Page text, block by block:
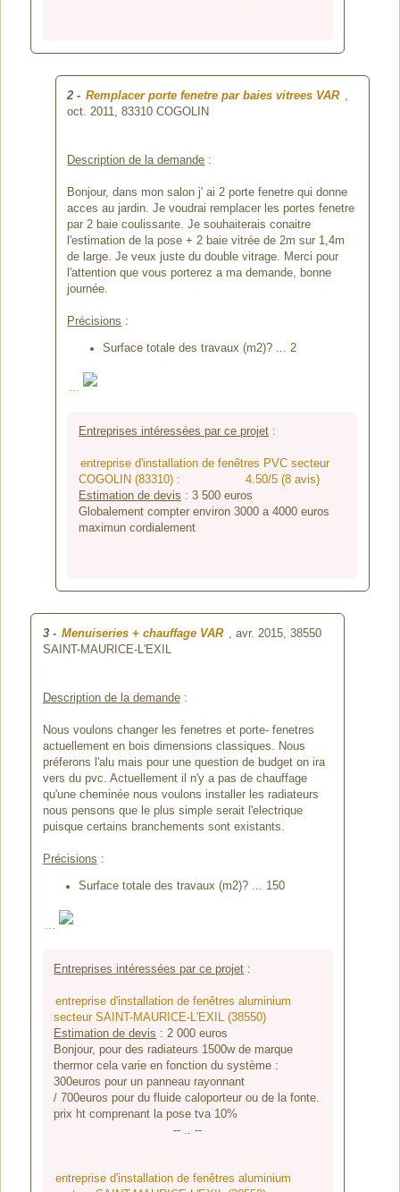
2 - Remplacer porte fenetre par baies vitrees VAR ,
oct. 2011,83310 COGOLIN
Description de la demande :
Bonjour, dans mon salon j' ai 2 porte fenetre qui donne
acces au jardin. Je voudrai remplacer les portes fenetre
par 2 baie coulissante. Je souhaiterais conaitre
l'estimation de la pose + 2 baie vitrée de 2m sur 1,4m
de large. Je veux juste du double vitrage. Merci pour
l'attention que vous porterez a ma demande, bonne
journée.
Précisions :
Surface totale des travaux (m2)? ... 2
...
Entreprises intéressées par ce projet:
entreprise d'installation de fenêtres PVC secteur
COGOLIN (83310) :
4.50/5 (8 avis)
Estimation de devis : 3 500euros
Globalement compter environ 3000 a 4000 euros
maximun cordialement
3- Menuiseries + chauffage VAR , avr. 2015, 38550
SAINT-MAURICE-L'EXIL
Description de la demande:
Nous voulons changer les fenetres et porte- fenetres
actuellement en bois dimensions classiques. Nous
préferons l'alu mais pour une question de budget on ira
vers du pvc. Actuellement il n'y a pas de chauffage
qu'une cheminée nous voulons installer les radiateurs
nous pensons que le plus simple serait l'electrique
puisque certains branchements sont existants.
Précisions :
Surface totale des travaux (m2)? ... 150
...
Entreprises intéressées par ce projet :
entreprise d'installation de fenêtres aluminium
secteur SAINT-MAURICE-L'EXIL (38550)
Estimation de devis : 2 000 euros
Bonjour, pour des radiateurs 1500w de marque
thermor cela varie en fonction du système :
300euros pour un panneau rayonnant
/ 700euros pour du fluide caloporteur ou de la fonte.
prix ht comprenant la pose tva 10%
-- .. --
entreprise d'installation de fenêtres aluminium